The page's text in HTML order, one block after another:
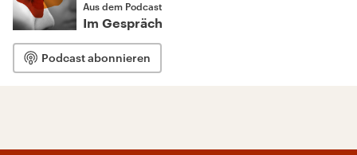
Aus dem Podcast
Im Gespräch
Podcast abonnieren